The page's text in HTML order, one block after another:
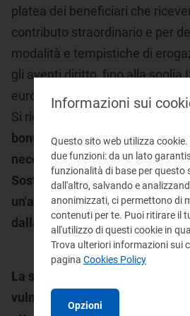
platea dei beneficiari che
contributo straordinario e per
modalità e tempistiche di
gli aventi diritto, fino alla soglia
euro.
Si ricorda che
bonus sociali e il contributo
necessario presentare la
Sostitutiva Unica (DSU) e
un'attestazione ISEE entro le
dalla normativa.
La spesa annuale per l’utente
vulnerabile in regime di
Informazioni sui
Questo sito web utilizza
due funzioni: da un lato
funzionalità di base per questo
dall'altro, salvando e
anonimizzati, ci permettono di
contenuti per te. Puoi ritirare il
all'utilizzo di questi cookie in
Trova ulteriori informazioni sui
pagina Cookies Policy
Opzioni